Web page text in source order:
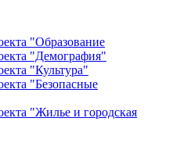
"Образование
"Демография"
"Культура"
"Безопасные
"Жилье и городская